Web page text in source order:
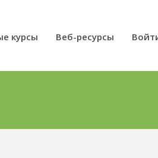
курсы Веб-ресурсы